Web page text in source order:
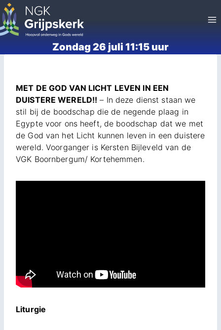
Doorgaan
naar
inhoud
Zondag 26 juli 11:15 uur
MET DE GOD VAN LICHT LEVEN IN EEN
DUISTERE WERELD!! – In deze dienst staan we
stil bij de boodschap die de negende plaag in
Egypte voor ons heeft, de boodschap dat we met
de God van het Licht kunnen leven in een duistere
wereld. Voorganger is Kersten Bijleveld van de
VGK Boornbergum/ Kortehemmen.
Liturgie